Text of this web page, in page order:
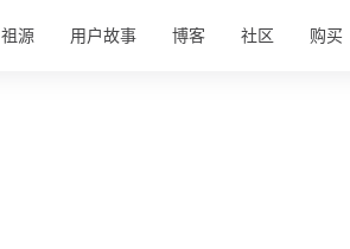
祖源 用户故事 博客 社区 购买